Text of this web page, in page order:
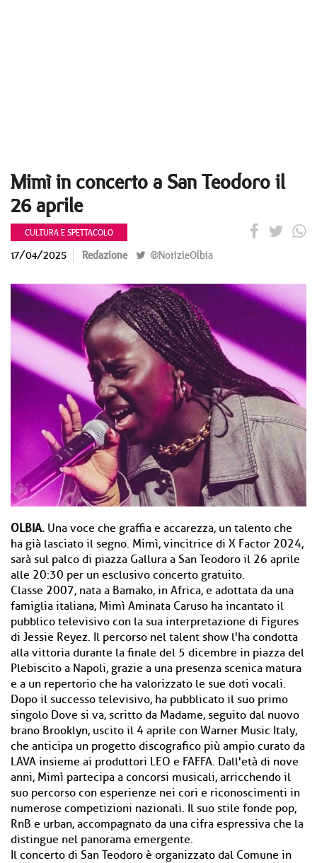
Mimì in concerto a San Teodoro il
26 aprile
CULTURA E SPETTACOLO
17/04/2025 Redazione @NotizieOlbia
OLBIA. Una voce che graffia e accarezza, un talento che
ha già lasciato il segno. Mimì, vincitrice di X Factor 2024,
sarà sul palco di piazza Gallura a San Teodoro il 26 aprile
alle 20:30 per un esclusivo concerto gratuito.
Classe 2007, nata a Bamako, in Africa, e adottata da una
famiglia italiana, Mimì Aminata Caruso ha incantato il
pubblico televisivo con la sua interpretazione di Figures
di Jessie Reyez. Il percorso nel talent show l'ha condotta
alla vittoria durante la finale del 5 dicembre in piazza del
Plebiscito a Napoli, grazie a una presenza scenica matura
e a un repertorio che ha valorizzato le sue doti vocali.
Dopo il successo televisivo, ha pubblicato il suo primo
singolo Dove si va, scritto da Madame, seguito dal nuovo
brano Brooklyn, uscito il 4 aprile con Warner Music Italy,
che anticipa un progetto discografico più ampio curato da
LAVA insieme ai produttori LEO e FAFFA. Dall'età di nove
anni, Mimì partecipa a concorsi musicali, arricchendo il
suo percorso con esperienze nei cori e riconoscimenti in
numerose competizioni nazionali. Il suo stile fonde pop,
RnB e urban, accompagnato da una cifra espressiva che la
distingue nel panorama emergente.
Il concerto di San Teodoro è organizzato dal Comune in